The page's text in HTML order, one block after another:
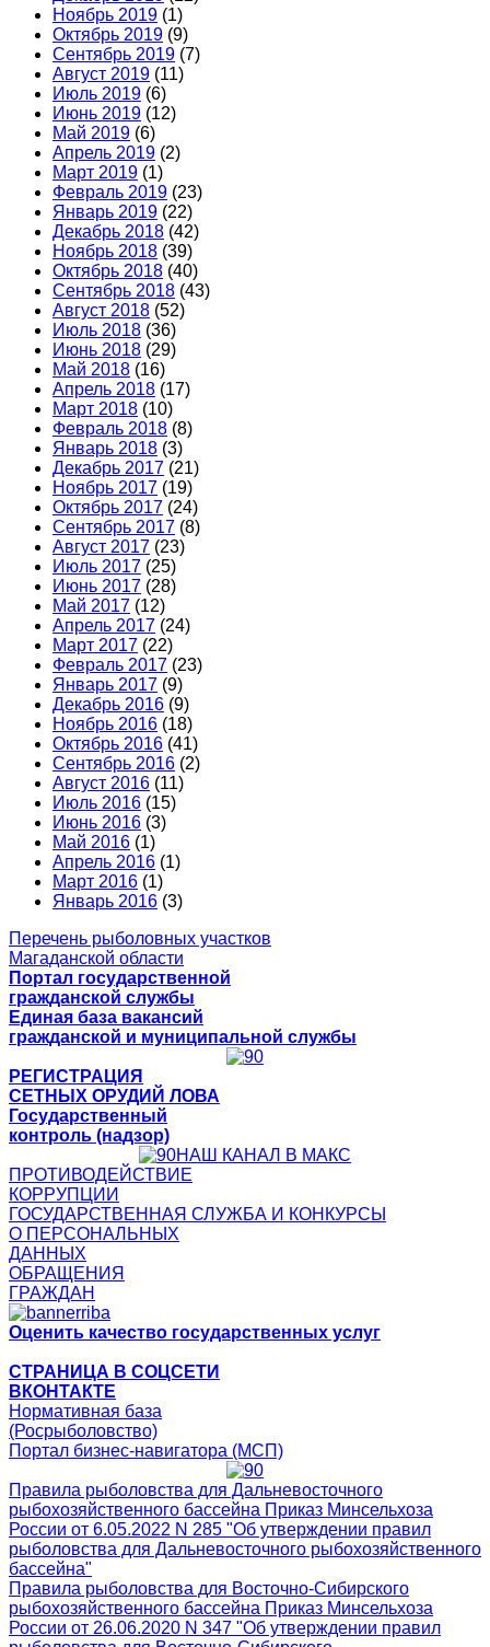
Ноябрь 2019 (1)
Октябрь 2019 (9)
Сентябрь 2019 (7)
Август 2019 (11)
Июль 2019 (6)
Июнь 2019 (12)
Май 2019 (6)
Апрель 2019 (2)
Март 2019 (1)
Февраль 2019 (23)
Январь 2019 (22)
Декабрь 2018 (42)
Ноябрь 2018 (39)
Октябрь 2018 (40)
Сентябрь 2018 (43)
Август 2018 (52)
Июль 2018 (36)
Июнь 2018 (29)
Май 2018 (16)
Апрель 2018 (17)
Март 2018 (10)
Февраль 2018 (8)
Январь 2018 (3)
Декабрь 2017 (21)
Ноябрь 2017 (19)
Октябрь 2017 (24)
Сентябрь 2017 (8)
Август 2017 (23)
Июль 2017 (25)
Июнь 2017 (28)
Май 2017 (12)
Апрель 2017 (24)
Март 2017 (22)
Февраль 2017 (23)
Январь 2017 (9)
Декабрь 2016 (9)
Ноябрь 2016 (18)
Октябрь 2016 (41)
Сентябрь 2016 (2)
Август 2016 (11)
Июль 2016 (15)
Июнь 2016 (3)
Май 2016 (1)
Апрель 2016 (1)
Март 2016 (1)
Январь 2016 (3)
Перечень рыболовных участков
Магаданской области
Портал государственной
гражданской службы
Единая база вакансий
гражданской и муниципальной службы
РЕГИСТРАЦИЯ
СЕТНЫХ ОРУДИЙ ЛОВА
Государственный
контроль (надзор)
НАШ КАНАЛ В МАКС
ПРОТИВОДЕЙСТВИЕ
КОРРУПЦИИ
ГОСУДАРСТВЕННАЯ СЛУЖБА И КОНКУРСЫ
О ПЕРСОНАЛЬНЫХ
ДАННЫХ
ОБРАЩЕНИЯ
ГРАЖДАН
Оценить качество государственных услуг
СТРАНИЦА В СОЦСЕТИ
ВКОНТАКТЕ
Нормативная база
(Росрыболовство)
Портал бизнес-навигатора (МСП)
Правила рыболовства для Дальневосточного
рыбохозяйственного бассейна Приказ Минсельхоза
России от 6.05.2022 N 285 "Об утверждении правил
рыболовства для Дальневосточного рыбохозяйственного
бассейна"
Правила рыболовства для Восточно-Сибирского
рыбохозяйственного бассейна Приказ Минсельхоза
России от 26.06.2020 N 347 "Об утверждении правил